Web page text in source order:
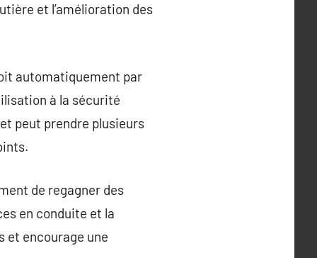
et l’amélioration des
automatiquement par
à la sécurité
peut prendre plusieurs
de regagner des
en conduite et la
et encourage une